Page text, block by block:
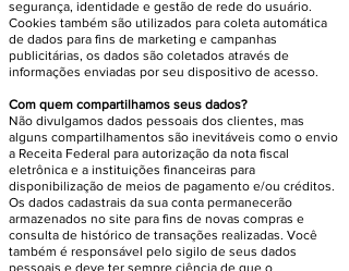
segurança, identidade e gestão de rede do usuário.
Cookies também são utilizados para coleta automática
de dados para fins de marketing e campanhas
publicitárias, os dados são coletados através de
informações enviadas por seu dispositivo de acesso.
Com quem compartilhamos seus dados?
Não divulgamos dados pessoais dos clientes, mas
alguns compartilhamentos são inevitáveis como o envio
a Receita Federal para autorização da nota fiscal
eletrônica e a instituições financeiras para
disponibilização de meios de pagamento e/ou créditos.
Os dados cadastrais da sua conta permanecerão
armazenados no site para fins de novas compras e
consulta de histórico de transações realizadas. Você
também é responsável pelo sigilo de seus dados
pessoais e deve ter sempre ciência de que o